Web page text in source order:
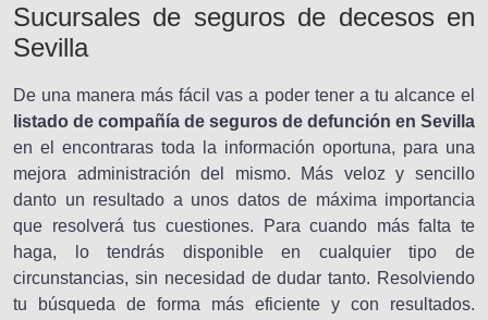
Sucursales de seguros de decesos en
Sevilla
De una manera más fácil vas a poder tener a tu alcance el
listado de compañía de seguros de defunción en Sevilla
en el encontraras toda la información oportuna, para una
mejora administración del mismo. Más veloz y sencillo
danto un resultado a unos datos de máxima importancia
que resolverá tus cuestiones. Para cuando más falta te
haga, lo tendrás disponible en cualquier tipo de
circunstancias, sin necesidad de dudar tanto. Resolviendo
tu búsqueda de forma más eficiente y con resultados.